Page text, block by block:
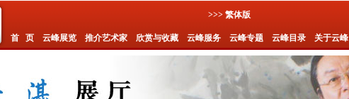
>>> 繁体版
首 页 云峰展览 推介艺术家 欣赏与收藏 云峰服务 云峰专题 云峰目录 关于云峰